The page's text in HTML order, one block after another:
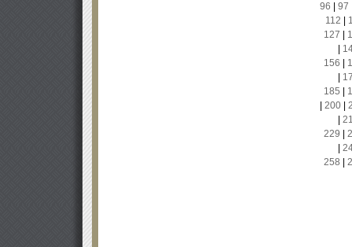
96
97
112
127
156
185
200|
229
258